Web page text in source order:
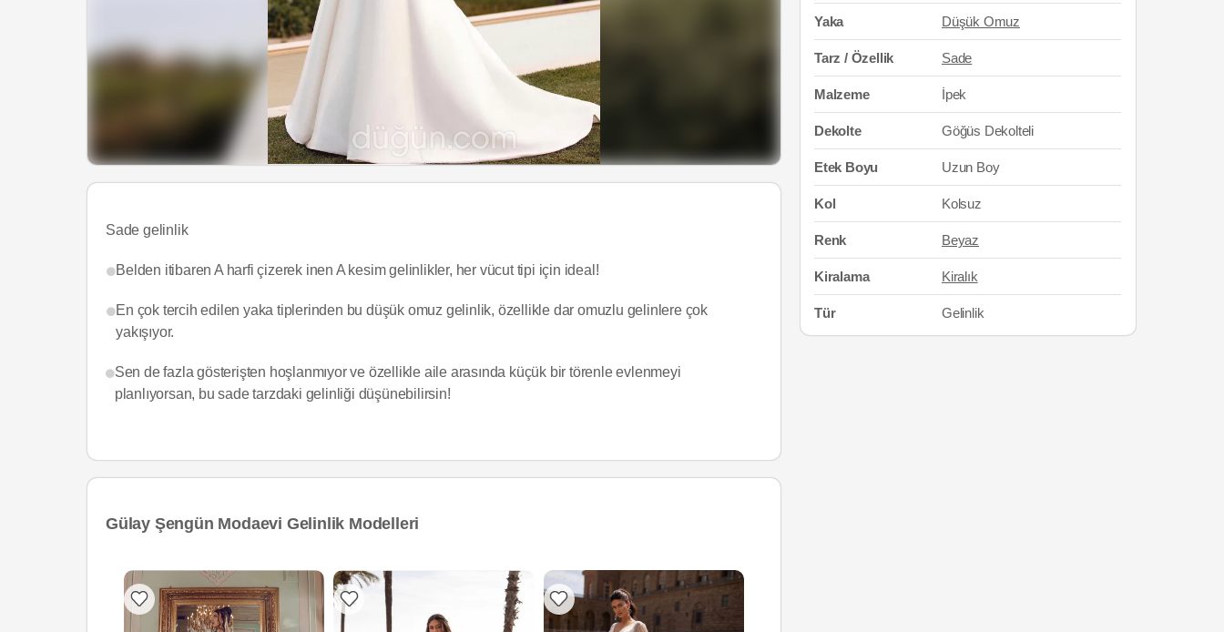
Sade gelinlik
Belden itibaren A harfi çizerek inen A kesim gelinlikler, her vücut tipi için ideal!
En çok tercih edilen yaka tiplerinden bu düşük omuz gelinlik, özellikle dar omuzlu gelinlere çok
yakışıyor.
Sen de fazla gösterişten hoşlanmıyor ve özellikle aile arasında küçük bir törenle evlenmeyi
planlıyorsan, bu sade tarzdaki gelinliği düşünebilirsin!
Gülay Şengün Modaevi Gelinlik Modelleri
Yaka Düşük Omuz
Tarz / Özellik Sade
Malzeme İpek
Dekolte Göğüs Dekolteli
Etek Boyu Uzun Boy
Kol Kolsuz
Renk Beyaz
Kiralama Kiralık
Tür Gelinlik